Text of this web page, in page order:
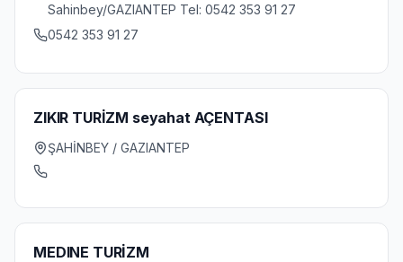
Sahinbey/GAZIANTEP Tel: 0542 353 91 27
0542 353 91 27
ZIKIR TURİZM seyahat AÇENTASI
ŞAHİNBEY / GAZIANTEP
MEDINE TURİZM